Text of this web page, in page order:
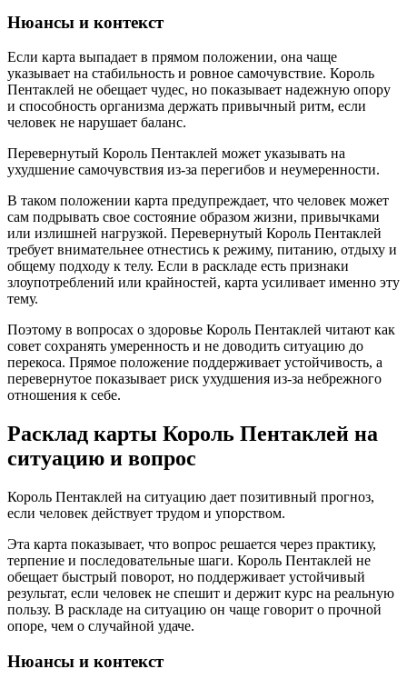
Нюансы и контекст
Если карта выпадает в прямом положении, она чаще
указывает на стабильность и ровное самочувствие. Король
Пентаклей не обещает чудес, но показывает надежную опору
и способность организма держать привычный ритм, если
человек не нарушает баланс.
Перевернутый Король Пентаклей может указывать на
ухудшение самочувствия из-за перегибов и неумеренности.
В таком положении карта предупреждает, что человек может
сам подрывать свое состояние образом жизни, привычками
или излишней нагрузкой. Перевернутый Король Пентаклей
требует внимательнее отнестись к режиму, питанию, отдыху и
общему подходу к телу. Если в раскладе есть признаки
злоупотреблений или крайностей, карта усиливает именно эту
тему.
Поэтому в вопросах о здоровье Король Пентаклей читают как
совет сохранять умеренность и не доводить ситуацию до
перекоса. Прямое положение поддерживает устойчивость, а
перевернутое показывает риск ухудшения из-за небрежного
отношения к себе.
Расклад карты Король Пентаклей на
ситуацию и вопрос
Король Пентаклей на ситуацию дает позитивный прогноз,
если человек действует трудом и упорством.
Эта карта показывает, что вопрос решается через практику,
терпение и последовательные шаги. Король Пентаклей не
обещает быстрый поворот, но поддерживает устойчивый
результат, если человек не спешит и держит курс на реальную
пользу. В раскладе на ситуацию он чаще говорит о прочной
опоре, чем о случайной удаче.
Нюансы и контекст